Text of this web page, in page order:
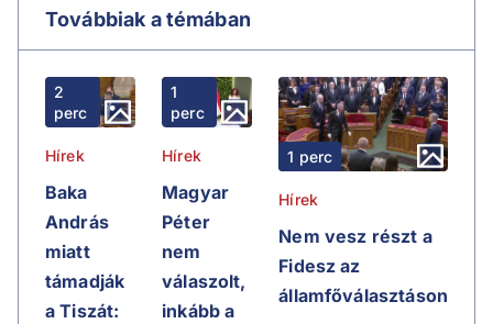
Továbbiak a témában
2
perc
Hírek
Baka
András
miatt
támadják
a Tiszát:
1
perc
Hírek
Magyar
Péter
nem
válaszolt,
inkább a
1 perc
Hírek
Nem vesz részt a
Fidesz az
államfőválasztáson